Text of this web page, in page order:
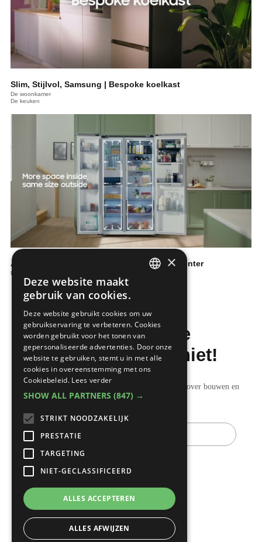
Slim, Stijlvol, Samsung | Bespoke koelkast
De woonkamer
De keuken
Amerikaanse koelkast RS8000 | Beverage Center
De keuken
Mis de laatste
bouwnieuwtjes niet!
Ontvang onze wekelijkse updates vol nuttige tips over bouwen en
verbouwen.
E-
mail
×
Deze website maakt
gebruik van cookies.
Deze website gebruikt cookies om uw
gebruikservaring te verbeteren. Cookies
worden gebruikt voor het tonen van
gepersonaliseerde advertenties. Door onze
website te gebruiken, stemt u in met alle
cookies in overeenstemming met ons
Cookiebeleid. Lees verder
SHOW ALL PARTNERS (847) →
STRIKT NOODZAKELIJK
PRESTATIE
TARGETING
NIET-GECLASSIFICEERD
ALLES ACCEPTEREN
ALLES AFWIJZEN